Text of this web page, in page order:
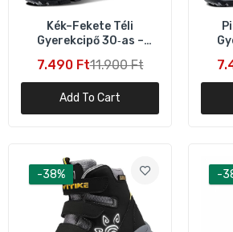
Kék–Fekete Téli
Gyerekcipő 30‑as –
Lábbeli
7.490 Ft11.900 Ft
Add To Cart
-38% -